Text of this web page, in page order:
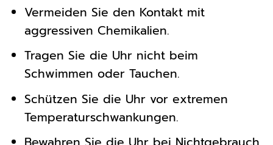
Vermeiden Sie den Kontakt mit
aggressiven Chemikalien.
Tragen Sie die Uhr nicht beim
Schwimmen oder Tauchen.
Schützen Sie die Uhr vor extremen
Temperaturschwankungen.